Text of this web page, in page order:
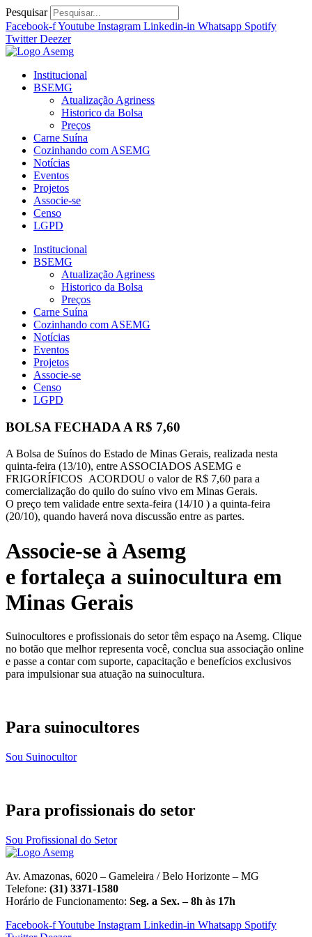
Ir
para
o
conteúdo
Pesquisar
Facebook-fYoutube Instagram Linkedin-in Whatsapp Spotify
Twitter Deezer
Institucional
BSEMG
Atualização Agriness
Historico da Bolsa
Preços
Carne Suína
Cozinhando com ASEMG
Notícias
Eventos
Projetos
Associe-se
Censo
LGPD
Institucional
BSEMG
Atualização Agriness
Historico da Bolsa
Preços
Carne Suína
Cozinhando com ASEMG
Notícias
Eventos
Projetos
Associe-se
Censo
LGPD
BOLSA FECHADA A R$ 7,60
A Bolsa de Suínos do Estado de Minas Gerais, realizada nesta
quinta-feira (13/10), entre ASSOCIADOS ASEMG e
FRIGORÍFICOS ACORDOU o valor de R$ 7,60 para a
comercialização do quilo do suíno vivo em Minas Gerais.
O preço tem validade entre sexta-feira (14/10 ) a quinta-feira
(20/10), quando haverá nova discussão entre as partes.
Associe-se à Asemg
e fortaleça a suinocultura em
Minas Gerais
Suinocultores e profissionais do setor têm espaço na Asemg. Clique
no botão que melhor representa você, conclua sua associação online
e passe a contar com suporte, capacitação e benefícios exclusivos
para impulsionar sua atuação na suinocultura.
Para suinocultores
Sou Suinocultor
Para profissionais do setor
Sou Profissional do Setor
Av. Amazonas, 6020 – Gameleira / Belo Horizonte – MG
Telefone: (31) 3371-1580
Horário de Funcionamento: Seg. a Sex. – 8h às 17h
Facebook-fYoutube Instagram Linkedin-in Whatsapp Spotify